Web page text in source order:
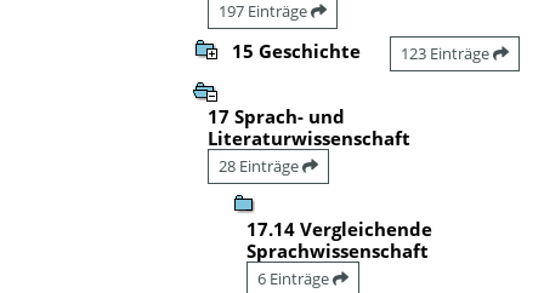
197 Einträge
15 Geschichte 123 Einträge
17 Sprach- und
Literaturwissenschaft
28 Einträge
17.14 Vergleichende
Sprachwissenschaft
6 Einträge